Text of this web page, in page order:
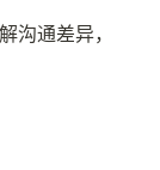
沟通差异，